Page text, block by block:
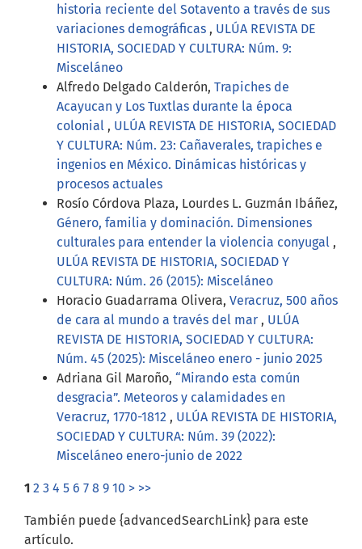
historia reciente del Sotavento a través de sus
variaciones demográficas , ULÚA REVISTA DE
HISTORIA, SOCIEDAD Y CULTURA: Núm. 9:
Misceláneo
Alfredo Delgado Calderón, Trapiches de
Acayucan y Los Tuxtlas durante la época
colonial , ULÚA REVISTA DE HISTORIA, SOCIEDAD
Y CULTURA: Núm. 23: Cañaverales, trapiches e
ingenios en México. Dinámicas históricas y
procesos actuales
Rosío Córdova Plaza, Lourdes L. Guzmán Ibáñez,
Género, familia y dominación. Dimensiones
culturales para entender la violencia conyugal ,
ULÚA REVISTA DE HISTORIA, SOCIEDAD Y
CULTURA: Núm. 26 (2015): Misceláneo
Horacio Guadarrama Olivera, Veracruz, 500 años
de cara al mundo a través del mar , ULÚA
REVISTA DE HISTORIA, SOCIEDAD Y CULTURA:
Núm. 45 (2025): Misceláneo enero - junio 2025
Adriana Gil Maroño, “Mirando esta común
desgracia”. Meteoros y calamidades en
Veracruz, 1770-1812 , ULÚA REVISTA DE HISTORIA,
SOCIEDAD Y CULTURA: Núm. 39 (2022):
Misceláneo enero-junio de 2022
1 2 3 4 5 6 7 8 9 10 > >>
También puede {advancedSearchLink} para este
artículo.